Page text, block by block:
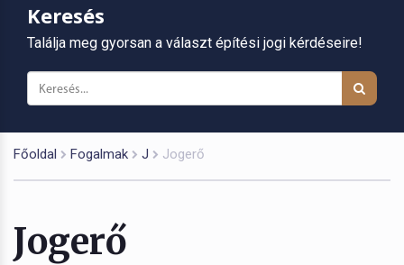
Keresés
Találja meg gyorsan a választ építési jogi kérdéseire!
Főoldal Fogalmak J Jogerő
Jogerő